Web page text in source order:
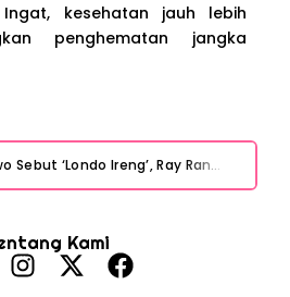
kesehatan jauh lebih
penghematan jangka
Prabowo Sebut ‘Londo Ireng’, Ray Rangkuti Desak DPR Bersikap, Ini Ulasan Politiknya
Kami